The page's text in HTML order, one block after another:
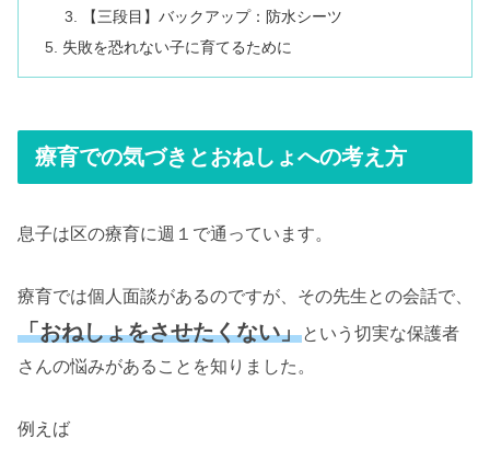
【三段目】バックアップ：防水シーツ
失敗を恐れない子に育てるために
療育での気づきとおねしょへの考え方
息子は区の療育に週１で通っています。
療育では個人面談があるのですが、その先生との会話で、
「おねしょをさせたくない」という切実な保護者
さんの悩みがあることを知りました。
例えば